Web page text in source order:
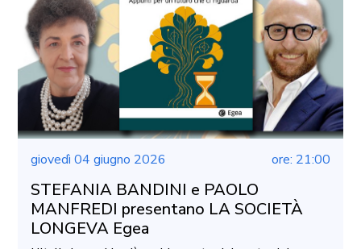
giovedì 04 giugno 2026 ore: 21:00
STEFANIA BANDINI e PAOLO
MANFREDI presentano LA SOCIETÀ
LONGEVA Egea